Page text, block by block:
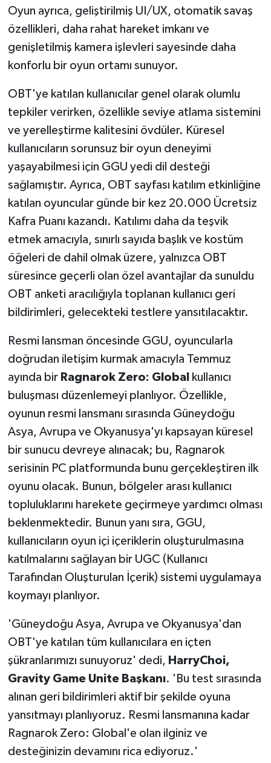
Oyun ayrıca, geliştirilmiş UI/UX, otomatik savaş
özellikleri, daha rahat hareket imkanı ve
genişletilmiş kamera işlevleri sayesinde daha
konforlu bir oyun ortamı sunuyor.
OBT'ye katılan kullanıcılar genel olarak olumlu
tepkiler verirken, özellikle seviye atlama sistemini
ve yerelleştirme kalitesini övdüler. Küresel
kullanıcıların sorunsuz bir oyun deneyimi
yaşayabilmesi için GGU yedi dil desteği
sağlamıştır. Ayrıca, OBT sayfası katılım etkinliğine
katılan oyuncular günde bir kez 20.000 Ücretsiz
Kafra Puanı kazandı. Katılımı daha da teşvik
etmek amacıyla, sınırlı sayıda başlık ve kostüm
öğeleri de dahil olmak üzere, yalnızca OBT
süresince geçerli olan özel avantajlar da sunuldu
OBT anketi aracılığıyla toplanan kullanıcı geri
bildirimleri, gelecekteki testlere yansıtılacaktır.
Resmi lansman öncesinde GGU, oyuncularla
doğrudan iletişim kurmak amacıyla Temmuz
ayında bir Ragnarok Zero: Global kullanıcı
buluşması düzenlemeyi planlıyor. Özellikle,
oyunun resmi lansmanı sırasında Güneydoğu
Asya, Avrupa ve Okyanusya'yı kapsayan küresel
bir sunucu devreye alınacak; bu, Ragnarok
serisinin PC platformunda bunu gerçekleştiren ilk
oyunu olacak. Bunun, bölgeler arası kullanıcı
topluluklarını harekete geçirmeye yardımcı olması
beklenmektedir. Bunun yanı sıra, GGU,
kullanıcıların oyun içi içeriklerin oluşturulmasına
katılmalarını sağlayan bir UGC (Kullanıcı
Tarafından Oluşturulan İçerik) sistemi uygulamaya
koymayı planlıyor.
'Güneydoğu Asya, Avrupa ve Okyanusya'dan
OBT'ye katılan tüm kullanıcılara en içten
şükranlarımızı sunuyoruz' dedi, HarryChoi,
Gravity Game Unite Başkanı. 'Bu test sırasında
alınan geri bildirimleri aktif bir şekilde oyuna
yansıtmayı planlıyoruz. Resmi lansmanına kadar
Ragnarok Zero: Global'e olan ilginiz ve
desteğinizin devamını rica ediyoruz.'